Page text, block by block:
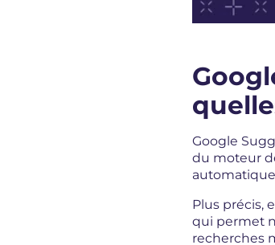
Google
du moteur
Plus précis,
qui permet
recherches